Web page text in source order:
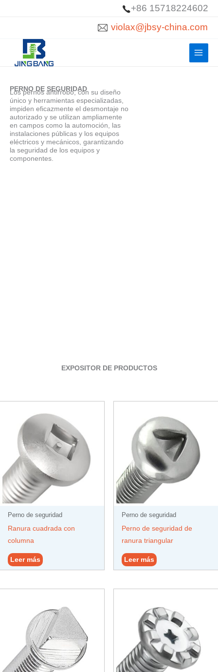
+86 15718224602
violax@jbsy-china.com
PERNO DE SEGURIDAD
Los pernos antirrobo, con su diseño
único y herramientas especializadas,
impiden eficazmente el desmontaje no
autorizado y se utilizan ampliamente
en campos como la automoción, las
instalaciones públicas y los equipos
eléctricos y mecánicos, garantizando
la seguridad de los equipos y
componentes.
EXPOSITOR DE PRODUCTOS
Perno de seguridad
Ranura cuadrada con
columna
Leer más
Perno de seguridad
Perno de seguridad de
ranura triangular
Leer más